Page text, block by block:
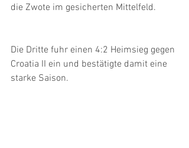
die Zwote im gesicherten Mittelfeld.
Die Dritte fuhr einen 4:2 Heimsieg gegen
Croatia II ein und bestätigte damit eine
starke Saison.